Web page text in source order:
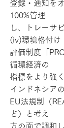
登録・通知を
100%管理
し、トレーサ
(iv)環境格付け
評価制度「
循環経済の
指標をより強
インドネシア
EU法規制（
ど）と考え
方の面で調和